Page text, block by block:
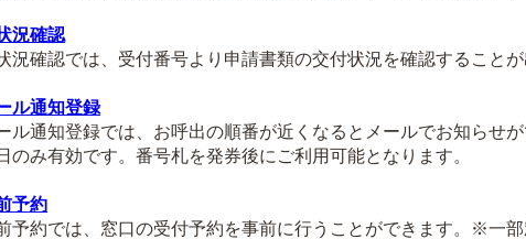
況確認
確認では、受付番号より申請書類の交付状況を確認することが
ル通知登録
通知登録では、お呼出の順番が近くなるとメールでお知らせ
み有効です。番号札を発券後にご利用可能となります。
予約
約では、窓口の受付予約を事前に行うことができます。※一部